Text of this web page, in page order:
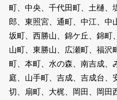
町、中央、千代田町、土樋、
郎、東照宮、通町、中江、中
坂町、西勝山、錦ケ丘、錦町
山町、東勝山、広瀬町、福沢
町、本町、水の森、南吉成、
庭、山手町、吉成、吉成台、
切、扇町、大梶、岡田、岡田